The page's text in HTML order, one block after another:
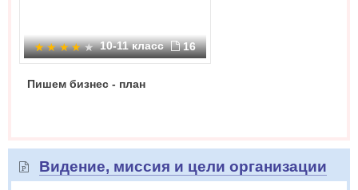
10-11 класс 16
Пишем бизнес - план
Видение, миссия и цели организации